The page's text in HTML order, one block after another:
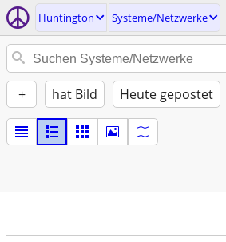
Huntington Systeme/Netzwerke
+ hat Bild Heute gepostet